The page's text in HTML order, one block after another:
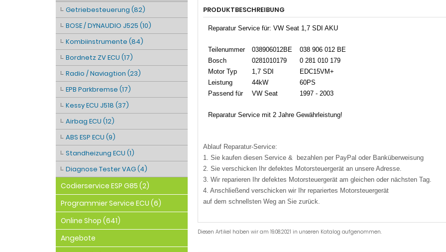
PRODUKTBESCHREIBUNG
Reparatur Service für: VW Seat 1,7 SDI AKU
Teilenummer 038906012BE
038 906 012 BE
Bosch
0281010179
0 281 010 179
Motor Typ
1,7 SDI
EDC15VM+
Leistung
44kW
60PS
Passend für
VW Seat 1997 - 2003
Reparatur Service mit 2 Jahre Gewährleistung!
Ablauf Reparatur-Service:
1. Sie kaufen diesen Service & bezahlen per PayPal oder Banküberweisung
2. Sie verschicken Ihr defektes Motorsteuergerät an unsere Adresse.
3. Wir reparieren Ihr defektes Motorsteuergerät am gleichen oder nächsten Tag.
4. Anschließend verschicken wir Ihr repariertes Motorsteuergerät
auf dem schnellsten Weg an Sie zurück.
Diesen Artikel haben wir am 19.08.2021 in unseren Katalog aufgenommen.
Getriebesteuerung (82)
BOSE / DYNAUDIO J525 (10)
Kombiinstrumente (84)
Bordnetz ZV ECU (17)
Radio / Naviagtion (23)
EPB Parkbremse (17)
Kessy ECU J518 (37)
Airbag ECU (12)
ABS ESP ECU (9)
Standheizung ECU (1)
Diagnose Tester VAG (4)
Codierservice ESP G85 (2)
Programmier Service ECU (6)
Online Shop (641)
Angebote